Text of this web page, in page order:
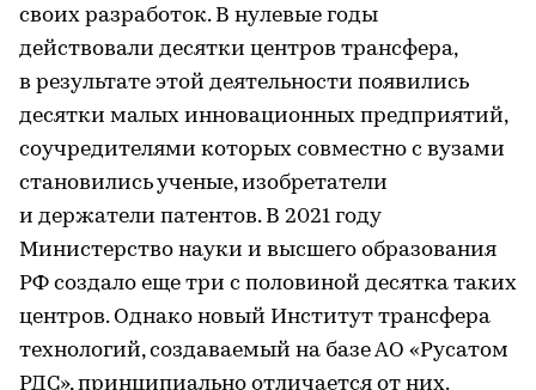
своих разработок. В нулевые годы
действовали десятки центров трансфера,
в результате этой деятельности появились
десятки малых инновационных предприятий,
соучредителями которых совместно с вузами
становились ученые, изобретатели
и держатели патентов. В 2021 году
Министерство науки и высшего образования
РФ создало еще три с половиной десятка таких
центров. Однако новый Институт трансфера
технологий, создаваемый на базе АО «Русатом
РДС», принципиально отличается от них.